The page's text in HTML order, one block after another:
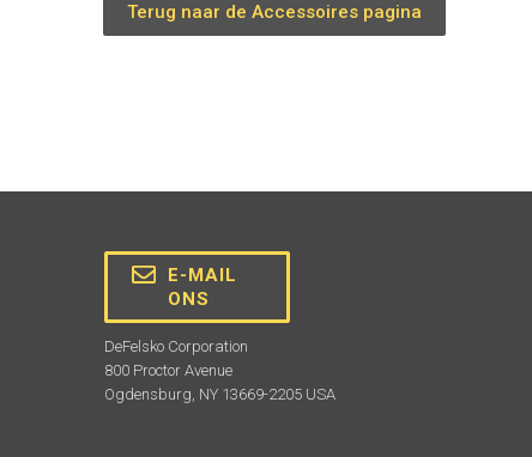
Terug naar de Accessoires pagina
E-MAIL
ONS
DeFelsko Corporation
800 Proctor Avenue
Ogdensburg, NY 13669-2205 USA